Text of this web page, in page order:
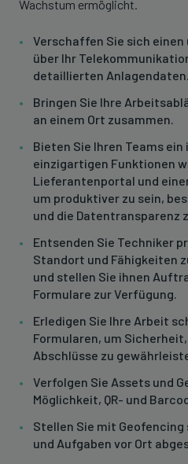
Wachstum ermöglicht.
Verschaffen Sie sich
über Ihr
detaillierten Anlagendaten.
Bringen Sie Ihre
an einem Ort zusammen.
Bieten Sie Ihren Teams
einzigartigen Funktionen
Lieferantenportal und
um produktiver zu sein,
und die Datentransparenz
Entsenden Sie Techniker
Standort und Fähigkeiten
und stellen Sie ihnen
Formulare zur Verfügung.
Erledigen Sie Ihre Arbeit
Formularen, um
Abschlüsse zu
Verfolgen Sie Assets und
Möglichkeit, QR- und
Stellen Sie mit
und Aufgaben vor Ort